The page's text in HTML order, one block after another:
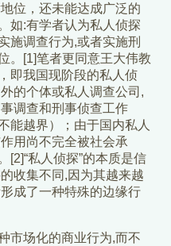
位，还未能达成广泛的
如:有学者认为私人侦探
施调查行为,或者实施刑
。[1]笔者更同意王大伟教
即我国现阶段的私人侦
的个体或私人调查公司,
调查和刑事侦查工作
能越界）；由于国内私人
用尚不完全被社会承
[2]“私人侦探”的本质是信
收集不同,因为其越来越
成了一种特殊的边缘行
市场化的商业行为,而不